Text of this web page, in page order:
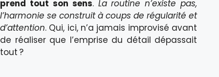
prend tout son sens. La routine n’existe pas,
l’harmonie se construit à coups de régularité et
d’attention. Qui, ici, n’a jamais improvisé avant
de réaliser que l’emprise du détail dépassait
tout ?